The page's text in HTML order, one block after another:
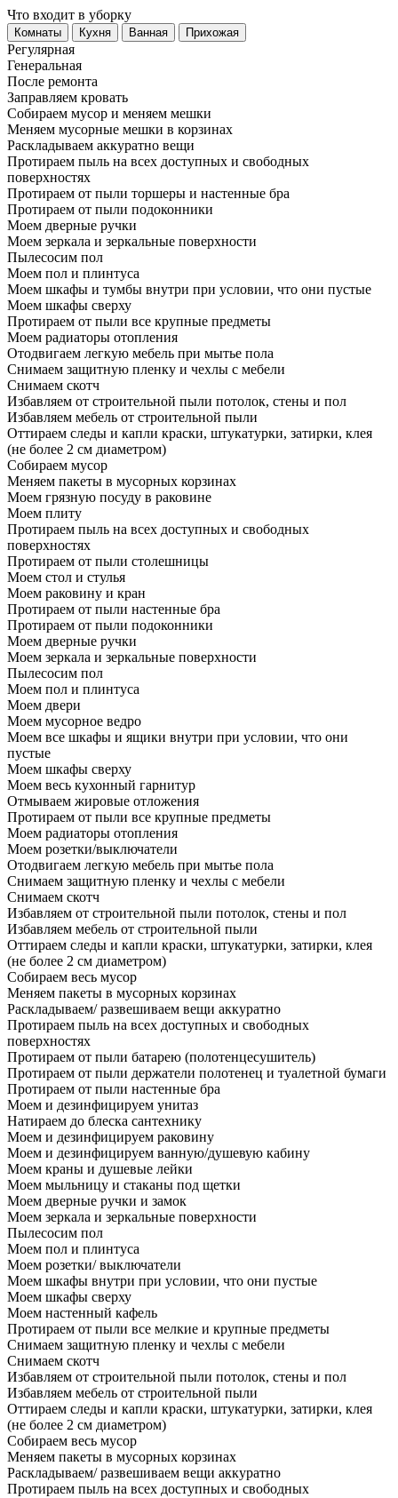
Что входит в уборку
Регу­лярная
Гене­ральная
После ремонта
Заправляем кровать
Собираем мусор и меняем мешки
Меняем мусорные мешки в корзинах
Раскладываем аккуратно вещи
Протираем пыль на всех доступных и свободных
поверхностях
Протираем от пыли торшеры и настенные бра
Протираем от пыли подоконники
Моем дверные ручки
Моем зеркала и зеркальные поверхности
Пылесосим пол
Моем пол и плинтуса
Моем шкафы и тумбы внутри при условии, что они пустые
Моем шкафы сверху
Протираем от пыли все крупные предметы
Моем радиаторы отопления
Отодвигаем легкую мебель при мытье пола
Снимаем защитную пленку и чехлы с мебели
Снимаем скотч
Избавляем от строительной пыли потолок, стены и пол
Избавляем мебель от строительной пыли
Оттираем следы и капли краски, штукатурки, затирки, клея
(не более 2 см диаметром)
Собираем мусор
Меняем пакеты в мусорных корзинах
Моем грязную посуду в раковине
Моем плиту
Протираем пыль на всех доступных и свободных
поверхностях
Протираем от пыли столешницы
Моем стол и стулья
Моем раковину и кран
Протираем от пыли настенные бра
Протираем от пыли подоконники
Моем дверные ручки
Моем зеркала и зеркальные поверхности
Пылесосим пол
Моем пол и плинтуса
Моем двери
Моем мусорное ведро
Моем все шкафы и ящики внутри при условии, что они
пустые
Моем шкафы сверху
Моем весь кухонный гарнитур
Отмываем жировые отложения
Протираем от пыли все крупные предметы
Моем радиаторы отопления
Моем розетки/выключатели
Отодвигаем легкую мебель при мытье пола
Снимаем защитную пленку и чехлы с мебели
Снимаем скотч
Избавляем от строительной пыли потолок, стены и пол
Избавляем мебель от строительной пыли
Оттираем следы и капли краски, штукатурки, затирки, клея
(не более 2 см диаметром)
Собираем весь мусор
Меняем пакеты в мусорных корзинах
Раскладываем/ развешиваем вещи аккуратно
Протираем пыль на всех доступных и свободных
поверхностях
Протираем от пыли батарею (полотенцесушитель)
Протираем от пыли держатели полотенец и туалетной бумаги
Протираем от пыли настенные бра
Моем и дезинфицируем унитаз
Натираем до блеска сантехнику
Моем и дезинфицируем раковину
Моем и дезинфицируем ванную/душевую кабину
Моем краны и душевые лейки
Моем мыльницу и стаканы под щетки
Моем дверные ручки и замок
Моем зеркала и зеркальные поверхности
Пылесосим пол
Моем пол и плинтуса
Моем розетки/ выключатели
Моем шкафы внутри при условии, что они пустые
Моем шкафы сверху
Моем настенный кафель
Протираем от пыли все мелкие и крупные предметы
Снимаем защитную пленку и чехлы с мебели
Снимаем скотч
Избавляем от строительной пыли потолок, стены и пол
Избавляем мебель от строительной пыли
Оттираем следы и капли краски, штукатурки, затирки, клея
(не более 2 см диаметром)
Собираем весь мусор
Меняем пакеты в мусорных корзинах
Раскладываем/ развешиваем вещи аккуратно
Протираем пыль на всех доступных и свободных